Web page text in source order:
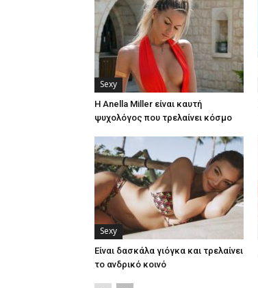
Sexy
Η Anella Miller είναι καυτή
ψυχολόγος που τρελαίνει κόσμο
Sexy
Είναι δασκάλα γιόγκα και τρελαίνει
το ανδρικό κοινό